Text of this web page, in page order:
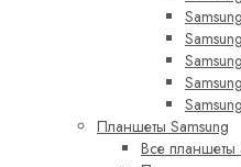
Планшеты Samsung
Все планшеты